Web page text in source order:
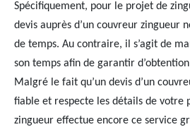
Spécifiquement, pour le projet de
devis auprès d’un couvreur zingueur
de temps. Au contraire, il s’agit de
son temps afin de garantir
Malgré le fait qu’un devis d’un
fiable et respecte les détails de votre
zingueur effectue encore ce service